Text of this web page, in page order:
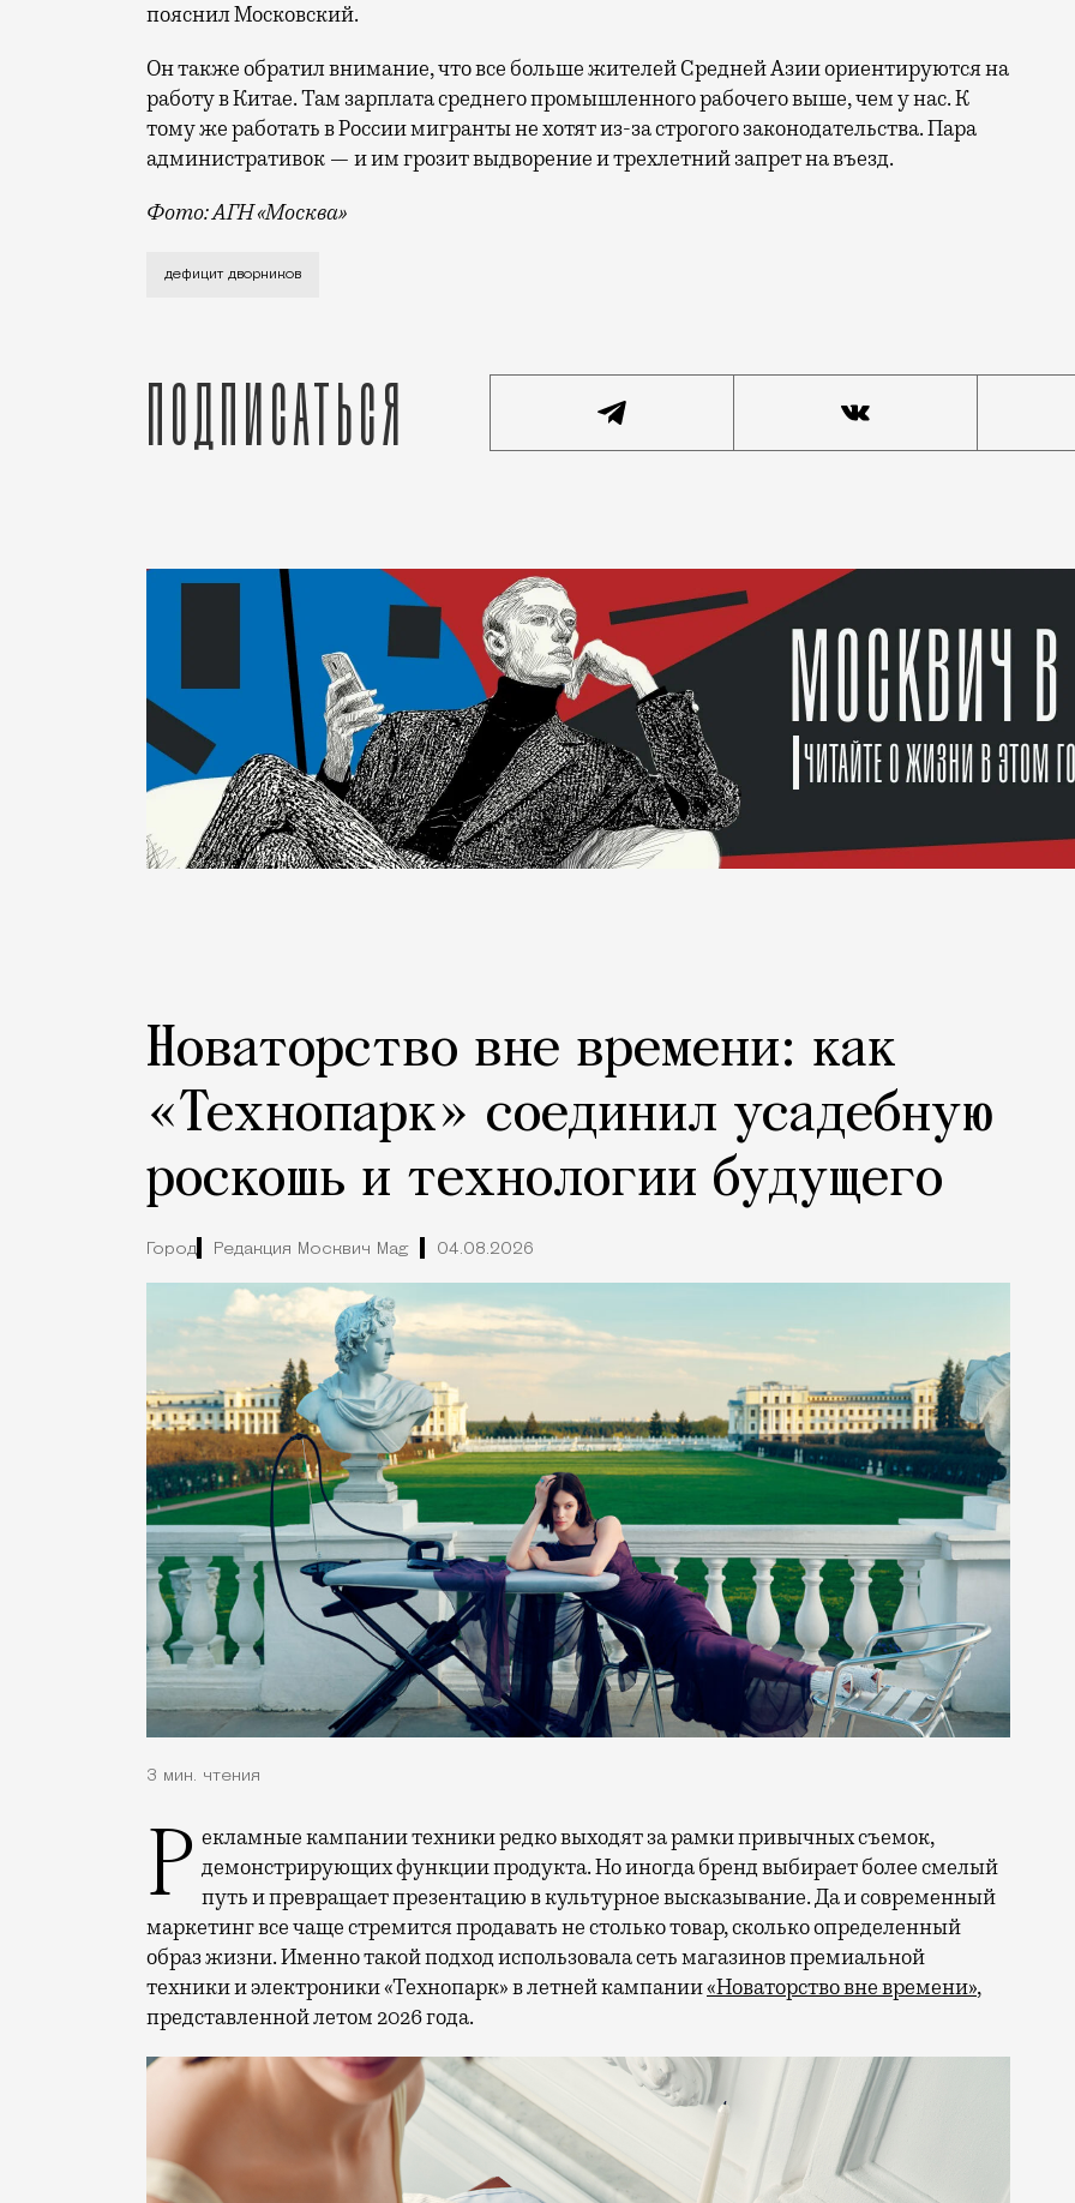
пояснил Московский.
Он также обратил внимание, что все больше жителей Средней Азии ориентируются на
работу в Китае. Там зарплата среднего промышленного рабочего выше, чем у нас. К
тому же работать в России мигранты не хотят из-за строгого законодательства. Пара
административок — и им грозит выдворение и трехлетний запрет на въезд.
Фото: АГН «Москва»
Туда требуется более 200 работников. На втором месте по дефициту дворников Теплый
дефицит дворников
Подписаться
Город
Новаторство вне времени: как
«Технопарк» соединил усадебную
роскошь и технологии будущего
Город Редакция Москвич Mag 04.08.2026
3 мин. чтения
Рекламные кампании техники редко выходят за рамки привычных съемок, демонстрирующих функции продукта. Но иногда бренд выбирает более смелый
путь и превращает презентацию в культурное высказывание. Да и современный
маркетинг все чаще стремится продавать не столько товар, сколько определенный
образ жизни. Именно такой подход использовала сеть магазинов премиальной
техники и электроники «Технопарк» в летней кампании«Новаторство вне времени»,
представленной летом 2026 года.